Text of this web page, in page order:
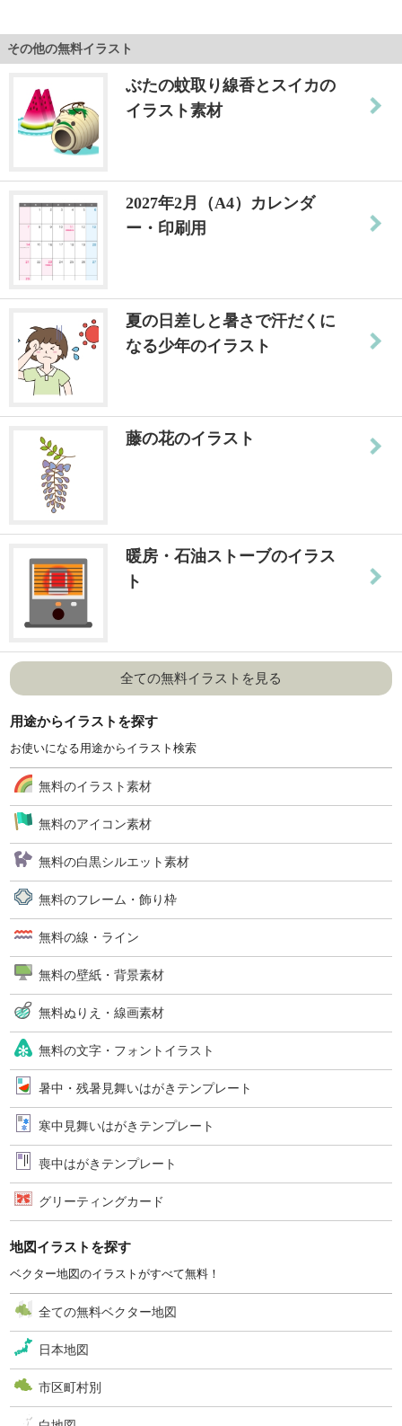
その他の無料イラスト
ぶたの蚊取り線香とスイカの
イラスト素材
2027年2月（A4）カレンダ
ー・印刷用
夏の日差しと暑さで汗だくに
なる少年のイラスト
藤の花のイラスト
暖房・石油ストーブのイラス
ト
全ての無料イラストを見る
用途からイラストを探す
お使いになる用途からイラスト検索
無料のイラスト素材
無料のアイコン素材
無料の白黒シルエット素材
無料のフレーム・飾り枠
無料の線・ライン
無料の壁紙・背景素材
無料ぬりえ・線画素材
無料の文字・フォントイラスト
暑中・残暑見舞いはがきテンプレート
寒中見舞いはがきテンプレート
喪中はがきテンプレート
グリーティングカード
地図イラストを探す
ベクター地図のイラストがすべて無料！
全ての無料ベクター地図
日本地図
市区町村別